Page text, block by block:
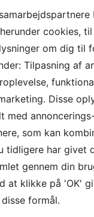
Nilfisk
10 stk.
og passer
Antal
cookies,
om dig til
Tilpasning af
Disse
med
som kan
tidligere har givet
gennem din
at klikke på 'OK'
formål.